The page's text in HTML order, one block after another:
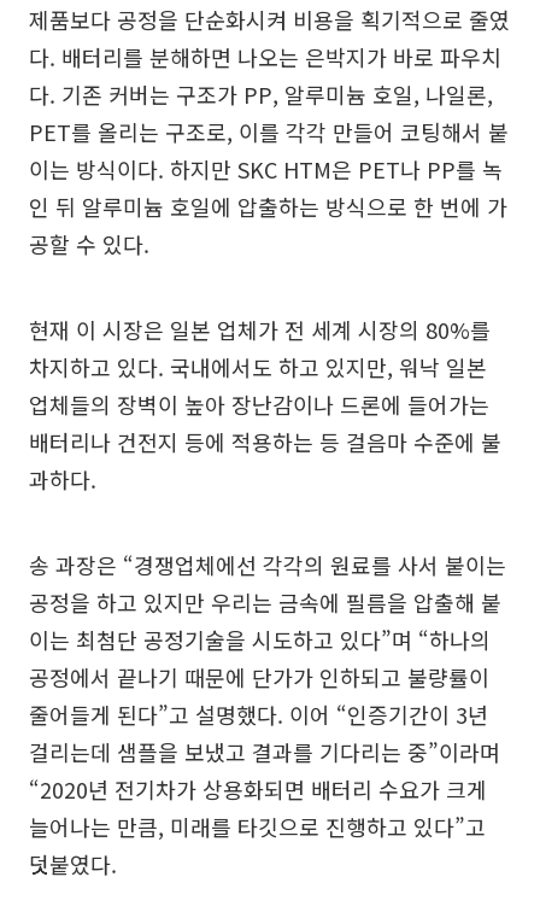
제품보다 공정을 단순화시켜 비용을 획기적으로 줄였
다. 배터리를 분해하면 나오는 은박지가 바로 파우치
다. 기존 커버는 구조가 PP, 알루미늄 호일, 나일론,
PET를 올리는 구조로, 이를 각각 만들어 코팅해서 붙
이는 방식이다. 하지만 SKC HTM은 PET나 PP를 녹
인 뒤 알루미늄 호일에 압출하는 방식으로 한 번에 가
공할 수 있다.
현재 이 시장은 일본 업체가 전 세계 시장의 80%를
차지하고 있다. 국내에서도 하고 있지만, 워낙 일본
업체들의 장벽이 높아 장난감이나 드론에 들어가는
배터리나 건전지 등에 적용하는 등 걸음마 수준에 불
과하다.
송 과장은 “경쟁업체에선 각각의 원료를 사서 붙이는
공정을 하고 있지만 우리는 금속에 필름을 압출해 붙
이는 최첨단 공정기술을 시도하고 있다”며 “하나의
공정에서 끝나기 때문에 단가가 인하되고 불량률이
줄어들게 된다”고 설명했다. 이어 “인증기간이 3년
걸리는데 샘플을 보냈고 결과를 기다리는 중”이라며
“2020년 전기차가 상용화되면 배터리 수요가 크게
늘어나는 만큼, 미래를 타깃으로 진행하고 있다”고
덧붙였다.